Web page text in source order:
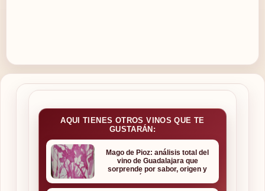
AQUI TIENES OTROS VINOS QUE TE
GUSTARÁN:
Mago de Pioz: análisis total del
vino de Guadalajara que
sorprende por sabor, origen y